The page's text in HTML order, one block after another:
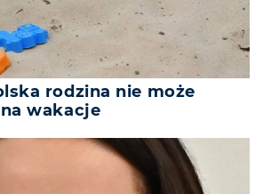
rodzina nie może
wakacje